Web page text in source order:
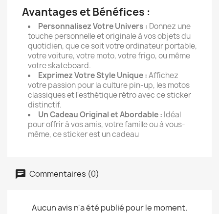
Avantages et Bénéfices :
Personnalisez Votre Univers : Donnez une
touche personnelle et originale à vos objets du
quotidien, que ce soit votre ordinateur portable,
votre voiture, votre moto, votre frigo, ou même
votre skateboard.
Exprimez Votre Style Unique :Affichez
votre passion pour la culture pin-up, les motos
classiques et l'esthétique rétro avec ce sticker
distinctif.
Un Cadeau Original et Abordable : Idéal
pour offrir à vos amis, votre famille ou à vous-
même, ce sticker est un cadeau
Commentaires (0)
Aucun avis n'a été publié pour le moment.